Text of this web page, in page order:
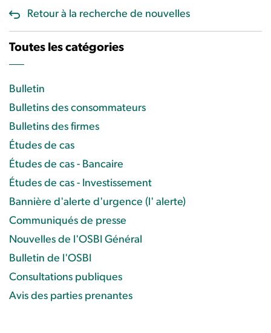
Retour à la recherche de nouvelles
Toutes les catégories
Bulletin
Bulletins des consommateurs
Bulletins des firmes
Études de cas
Études de cas - Bancaire
Études de cas - Investissement
Bannière d'alerte d'urgence (l' alerte)
Communiqués de presse
Nouvelles de l'OSBI Général
Bulletin de l'OSBI
Consultations publiques
Avis des parties prenantes